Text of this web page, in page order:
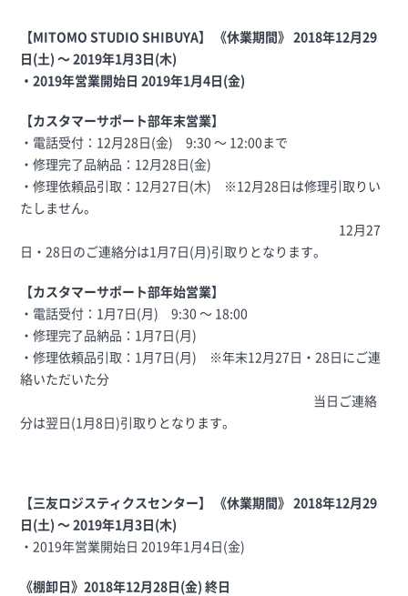
【MITOMO STUDIO SHIBUYA】
《休業期間》 2018年12月29
日(土) 〜 2019年1月3日(木)
・2019年営業開始日 2019年1月4日(金)
【カスタマーサポート部年末営業】
・電話受付：12月28日(金) 9:30 〜 12:00まで
・修理完了品納品：12月28日(金)
・修理依頼品引取：12月27日(木) ※12月28日は修理引取りい
たしません。
12月27
日・28日のご連絡分は1月7日(月)引取りとなります。
【カスタマーサポート部年始営業】
・電話受付：1月7日(月) 9:30 〜 18:00
・修理完了品納品：1月7日(月)
・修理依頼品引取：1月7日(月) ※年末12月27日・28日にご連
絡いただいた分
当日ご連絡
分は翌日(1月8日)引取りとなります。
【三友ロジスティクスセンター】
《休業期間》 2018年12月29
日(土) 〜 2019年1月3日(木)
・2019年営業開始日 2019年1月4日(金)
《棚卸日》2018年12月28日(金) 終日